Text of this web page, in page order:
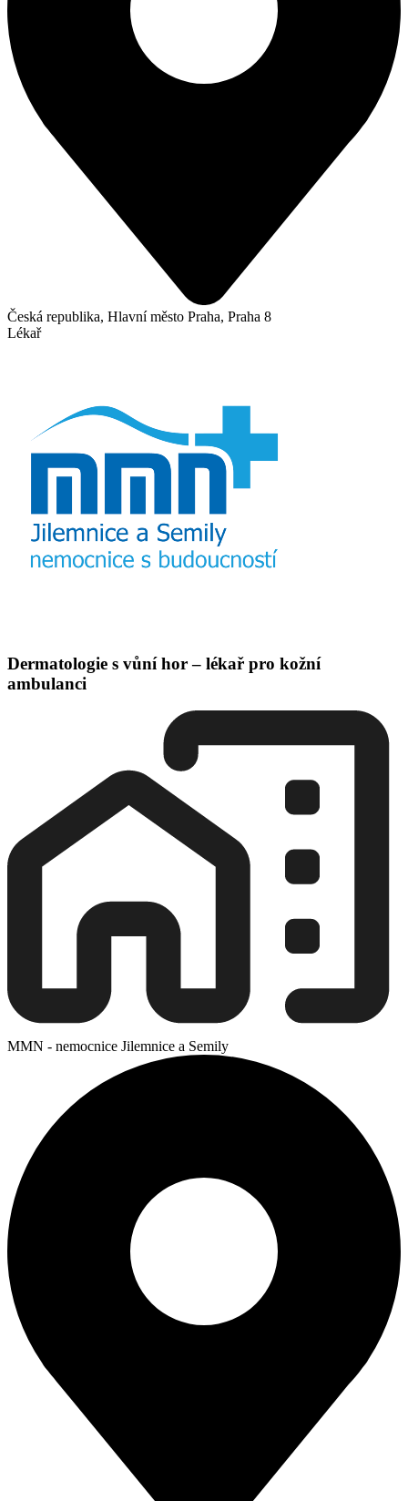
Česká republika, Hlavní město Praha, Praha 8
Lékař
Dermatologie s vůní hor – lékař pro kožní
ambulanci
MMN - nemocnice Jilemnice a Semily